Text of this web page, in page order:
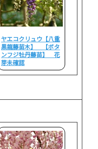
ヤエコクリュウ【八重
黒龍藤苗木】 【ボタ
ンフジ牡丹藤苗】 花
芽未確認